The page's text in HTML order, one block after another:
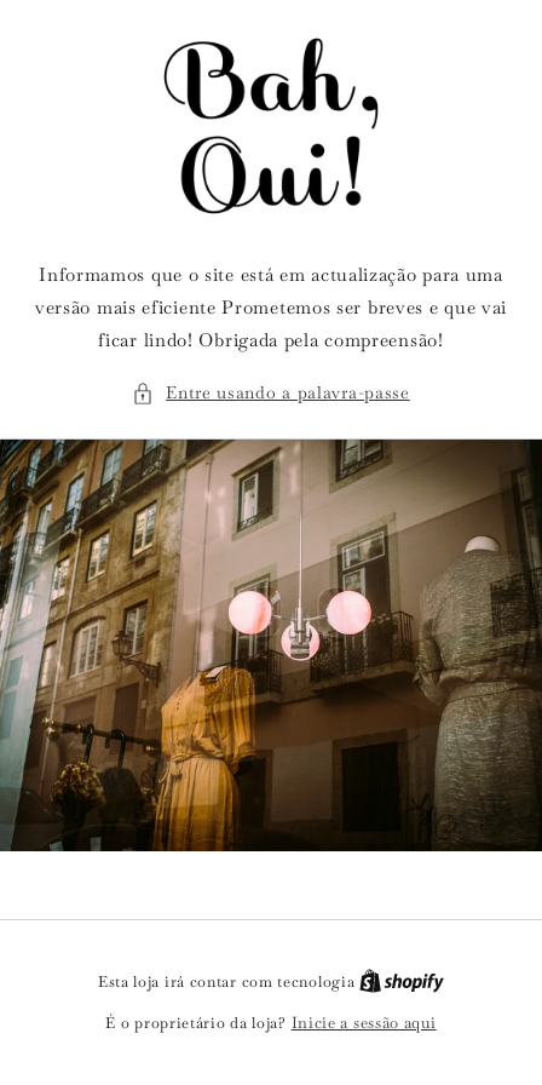
Informamos que o site está em actualização para uma
versão mais eficiente Prometemos ser breves e que vai
ficar lindo! Obrigada pela compreensão!
Entre usando a palavra-passe
Esta loja irá contar com tecnologia
É o proprietário da loja? Inicie a sessão aqui